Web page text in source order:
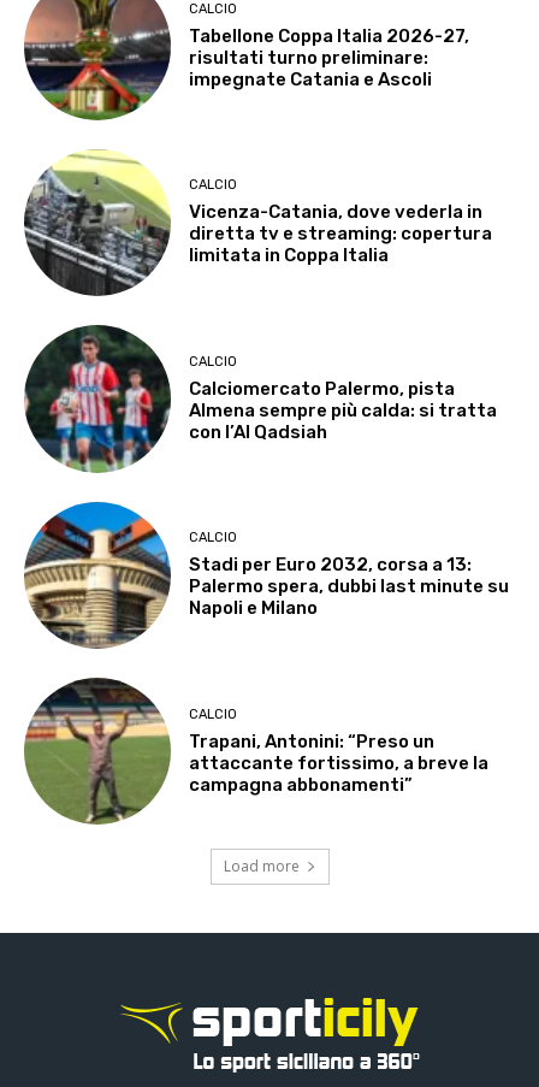
CALCIO
Tabellone Coppa Italia 2026-27,
risultati turno preliminare:
impegnate Catania e Ascoli
CALCIO
Vicenza-Catania, dove vederla in
diretta tv e streaming: copertura
limitata in Coppa Italia
CALCIO
Calciomercato Palermo, pista
Almena sempre più calda: si tratta
con l’Al Qadsiah
CALCIO
Stadi per Euro 2032, corsa a 13:
Palermo spera, dubbi last minute su
Napoli e Milano
CALCIO
Trapani, Antonini: “Preso un
attaccante fortissimo, a breve la
campagna abbonamenti”
Load more